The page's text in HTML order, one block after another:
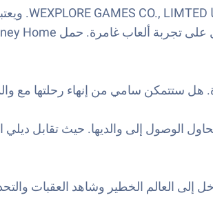
ستتمكن سامي من إنهاء رحلتها مع
الوصول إلى والديها. حيث تقابل ديلي
إلى العالم الخطير وشاهد العقبات